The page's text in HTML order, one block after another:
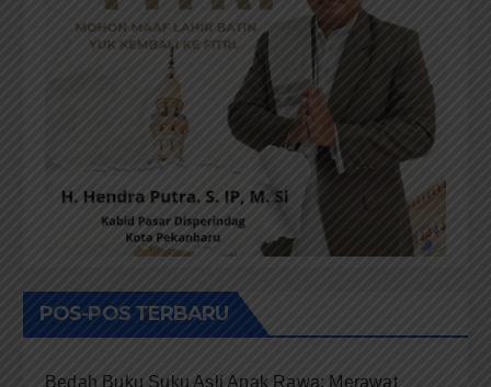
POS-POS TERBARU
Bedah Buku Suku Asli Anak Rawa: Merawat